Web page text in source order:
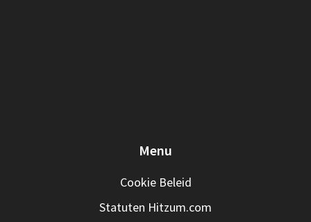
Menu
Cookie Beleid
Statuten Hitzum.com